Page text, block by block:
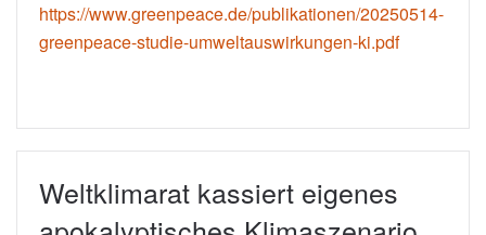
https://www.greenpeace.de/publikationen/20250514-
greenpeace-studie-umweltauswirkungen-ki.pdf
Weltklimarat kassiert eigenes